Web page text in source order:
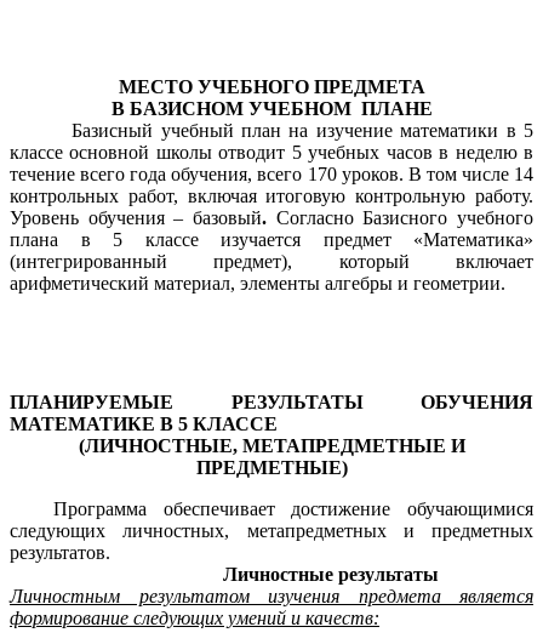
МЕСТО УЧЕБНОГО ПРЕДМЕТА
В БАЗИСНОМ УЧЕБНОМ ПЛАНЕ
Базисный учебный план на изучение математики в 5
классе основной школы отводит 5 учебных часов в неделю в
течение всего года обучения, всего 170 уроков. В том числе 14
контрольных работ, включая итоговую контрольную работу.
Уровень обучения – базовый. Согласно Базисного учебного
плана в 5 классе изучается предмет «Математика»
(интегрированный предмет), который включает
арифметический материал, элементы алгебры и геометрии.
ПЛАНИРУЕМЫЕ РЕЗУЛЬТАТЫ ОБУЧЕНИЯ
МАТЕМАТИКЕ В 5 КЛАССЕ
(ЛИЧНОСТНЫЕ, МЕТАПРЕДМЕТНЫЕ И
ПРЕДМЕТНЫЕ)
Программа обеспечивает достижение обучающимися
следующих личностных, метапредметных и предметных
результатов.
Личностные результаты
Личностным результатом изучения предмета является
формирование следующих умений и качеств: